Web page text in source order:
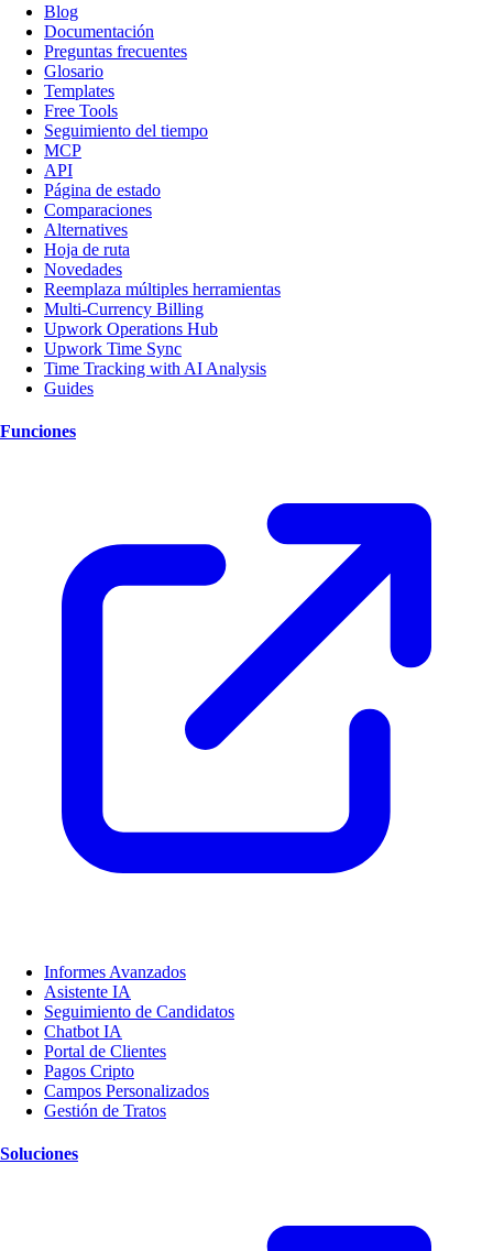
Blog
Documentación
Preguntas frecuentes
Glosario
Templates
Free Tools
Seguimiento del tiempo
MCP
API
Página de estado
Comparaciones
Alternatives
Hoja de ruta
Novedades
Reemplaza múltiples herramientas
Multi-Currency Billing
Upwork Operations Hub
Upwork Time Sync
Time Tracking with AI Analysis
Guides
Funciones
Informes Avanzados
Asistente IA
Seguimiento de Candidatos
Chatbot IA
Portal de Clientes
Pagos Cripto
Campos Personalizados
Gestión de Tratos
Soluciones